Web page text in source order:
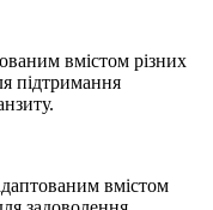
вмістом різних
підтримання
вмістом